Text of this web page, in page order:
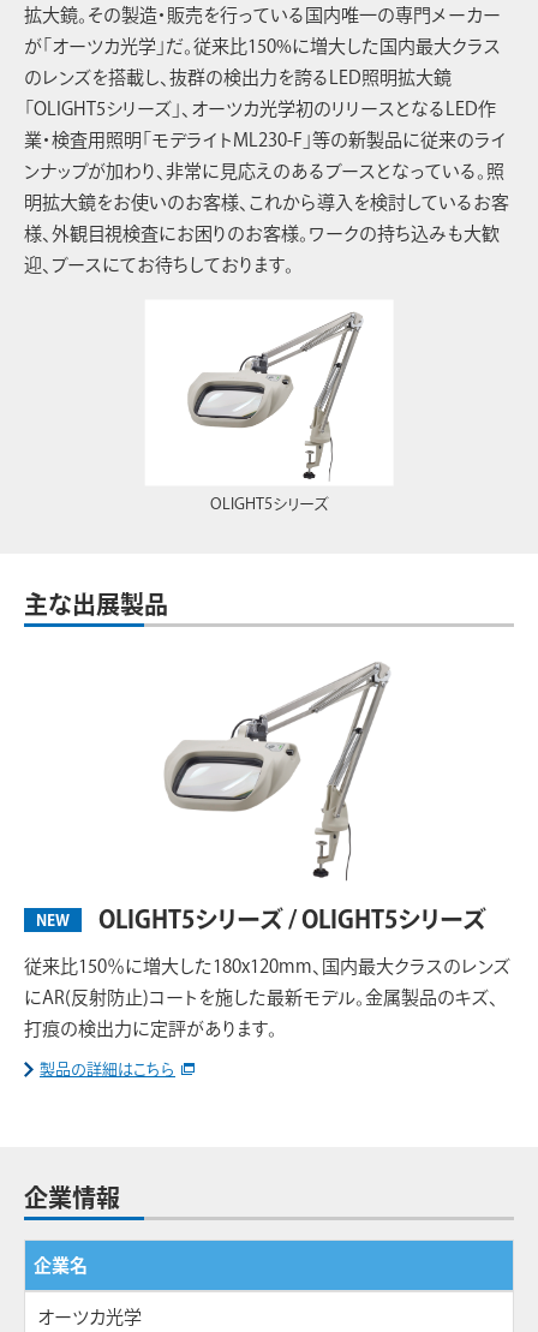
拡大鏡。その製造・販売を行っている国内唯一の専門メーカー
が「オーツカ光学」だ。従来比150%に増大した国内最大クラス
のレンズを搭載し、抜群の検出力を誇るLED照明拡大鏡
「OLIGHT5シリーズ」、オーツカ光学初のリリースとなるLED作
業・検査用照明「モデライトML230-F」等の新製品に従来のライ
ンナップが加わり、非常に見応えのあるブースとなっている。照
明拡大鏡をお使いのお客様、これから導入を検討しているお客
様、外観目視検査にお困りのお客様。ワークの持ち込みも大歓
迎、ブースにてお待ちしております。
OLIGHT5シリーズ
主な出展製品
NEW OLIGHT5シリーズ / OLIGHT5シリーズ
従来比150％に増大した180x120mm、国内最大クラスのレンズ
にAR(反射防止)コートを施した最新モデル。金属製品のキズ、
打痕の検出力に定評があります。
製品の詳細はこちら
企業情報
企業名
オーツカ光学